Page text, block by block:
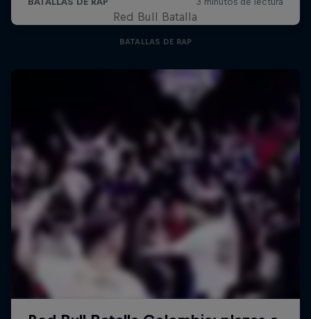
Red Bull Batalla
BATALLAS DE RAP